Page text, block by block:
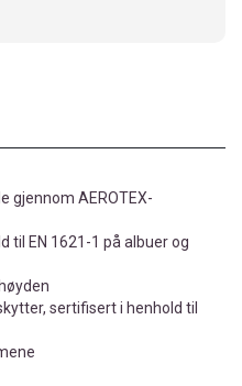
gjennom AEROTEX-
til EN 1621-1 på albuer og
sertifisert i henhold til